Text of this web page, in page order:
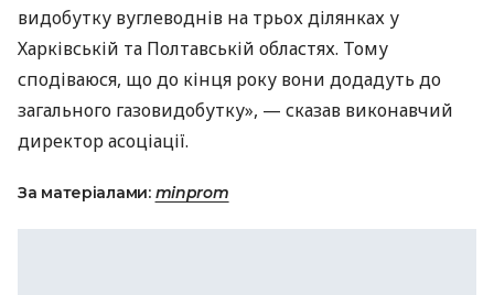
видобутку вуглеводнів на трьох ділянках у
Харківській та Полтавській областях. Тому
сподіваюся, що до кінця року вони додадуть до
загального газовидобутку», — сказав виконавчий
директор асоціації.
За матеріалами: minprom